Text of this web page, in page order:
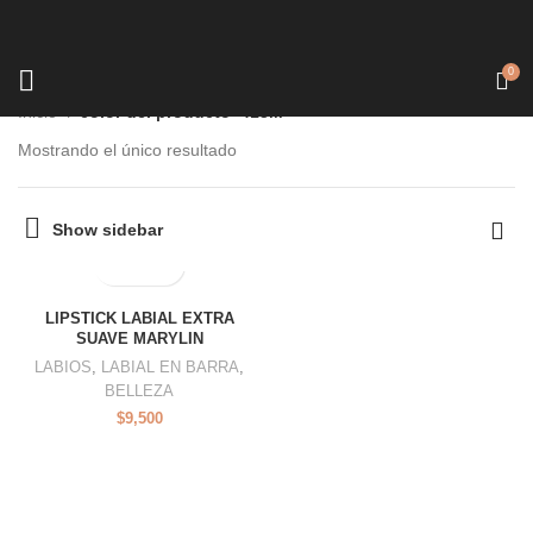
0
Mostrando el único resultado
Show sidebar
LIPSTICK LABIAL EXTRA
SUAVE MARYLIN
LABIOS, LABIAL EN BARRA,
BELLEZA
$9,500